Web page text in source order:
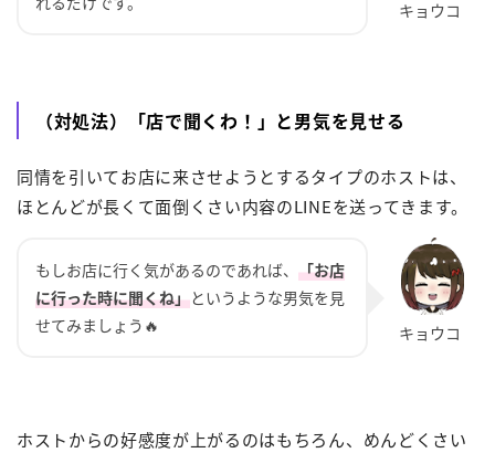
（対処法）「店で聞くわ！」と男気を見せる
同情を引いてお店に来させようとするタイプのホストは、
ほとんどが長くて面倒くさい内容のLINEを送ってきます。
もしお店に行く気があるのであれば、 「お店
に行った時に聞くね」というような男気を見
せてみましょう🔥
ホストからの好感度が上がるのはもちろん、めんどくさい